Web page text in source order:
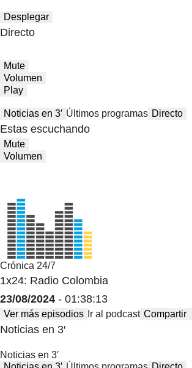
Desplegar
Directo
Mute
Volumen
Play
Noticias en 3′ Últimos programas Directo
Estas escuchando
Mute
Volumen
Crónica 24/7
1x24: Radio Colombia
23/08/2024 - 01:38:13
Ver más episodios Ir al podcast Compartir
Noticias en 3′
Noticias en 3′